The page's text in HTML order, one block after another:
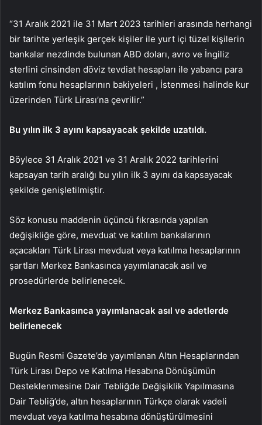
“31 Aralık 2021 ile 31 Mart 2023 tarihleri ​​arasında herhangi
bir tarihte yerleşik gerçek kişiler ile yurt içi tüzel kişilerin
bankalar nezdinde bulunan ABD doları, avro ve İngiliz
sterlini cinsinden döviz tevdiat hesapları ile yabancı para
katılım fonu hesaplarının bakiyeleri , İstenmesi halinde kur
üzerinden Türk Lirası’na çevrilir.”
Bu yılın ilk 3 ayını kapsayacak şekilde uzatıldı.
Böylece 31 Aralık 2021 ve 31 Aralık 2022 tarihlerini
kapsayan tarih aralığı bu yılın ilk 3 ayını da kapsayacak
şekilde genişletilmiştir.
Söz konusu maddenin üçüncü fıkrasında yapılan
değişikliğe göre, mevduat ve katılım bankalarının
açacakları Türk Lirası mevduat veya katılma hesaplarının
şartları Merkez Bankasınca yayımlanacak asıl ve
prosedürlerde belirlenecek.
Merkez Bankasınca yayımlanacak asıl ve adetlerde
belirlenecek
Bugün Resmi Gazete’de yayımlanan Altın Hesaplarından
Türk Lirası Depo ve Katılma Hesabına Dönüşümün
Desteklenmesine Dair Tebliğde Değişiklik Yapılmasına
Dair Tebliğ’de, altın hesaplarının Türkçe olarak vadeli
mevduat veya katılma hesabına dönüştürülmesini